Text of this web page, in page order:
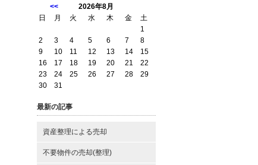
<<
2026年8月
日
月 火 水 木 金
土
1
2
3 4 5 6 7
8
9
10 11 12 13 14
15
16
17 18 19 20 21
22
23
24 25 26 27 28
29
30
31
最新の記事
資産整理による売却
不要物件の売却(整理)